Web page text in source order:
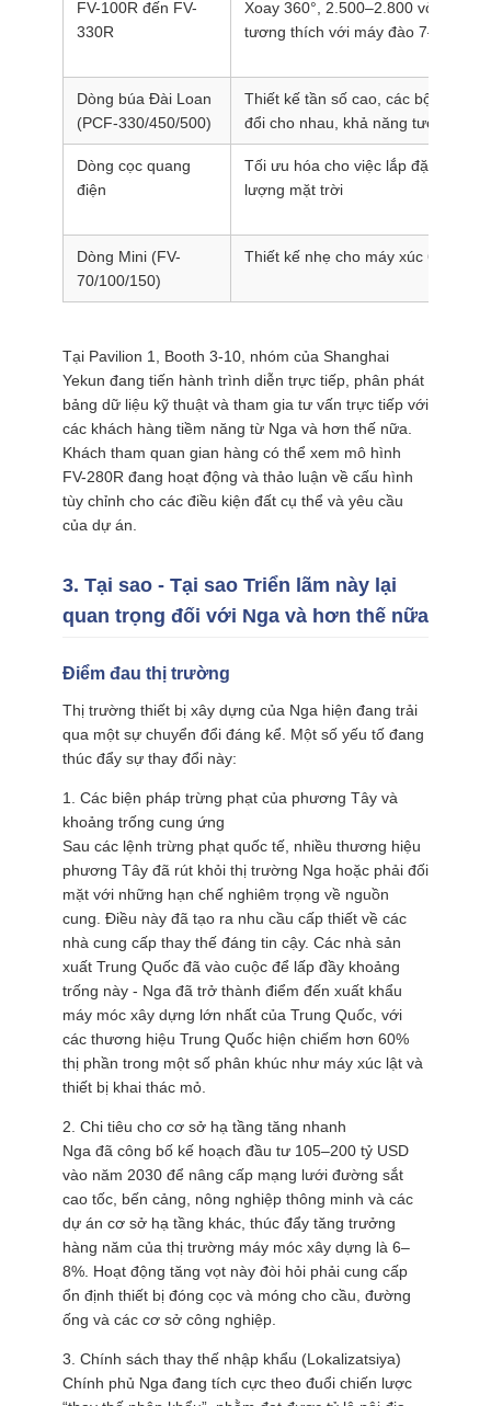
FV-100R đến FV-
330R
Xoay 360°, 2.500–2.800 vòng/
tương thích với máy đào 7–38T
Dòng búa Đài Loan
(PCF-330/450/500)
Thiết kế tần số cao, các bộ phận
đổi cho nhau, khả năng tương
Dòng cọc quang
điện
Tối ưu hóa cho việc lắp đặt trang
lượng mặt trời
Dòng Mini (FV-
70/100/150)
Thiết kế nhẹ cho máy xúc 6–18T
Tại Pavilion 1, Booth 3-10, nhóm của Shanghai
Yekun đang tiến hành trình diễn trực tiếp, phân phát
bảng dữ liệu kỹ thuật và tham gia tư vấn trực tiếp với
các khách hàng tiềm năng từ Nga và hơn thế nữa.
Khách tham quan gian hàng có thể xem mô hình
FV-280R đang hoạt động và thảo luận về cấu hình
tùy chỉnh cho các điều kiện đất cụ thể và yêu cầu
của dự án.
3. Tại sao - Tại sao Triển lãm này lại
quan trọng đối với Nga và hơn thế nữa
Điểm đau thị trường
Thị trường thiết bị xây dựng của Nga hiện đang trải
qua một sự chuyển đổi đáng kể. Một số yếu tố đang
thúc đẩy sự thay đổi này:
1. Các biện pháp trừng phạt của phương Tây và
khoảng trống cung ứng
Sau các lệnh trừng phạt quốc tế, nhiều thương hiệu
phương Tây đã rút khỏi thị trường Nga hoặc phải đối
mặt với những hạn chế nghiêm trọng về nguồn
cung. Điều này đã tạo ra nhu cầu cấp thiết về các
nhà cung cấp thay thế đáng tin cậy. Các nhà sản
xuất Trung Quốc đã vào cuộc để lấp đầy khoảng
trống này - Nga đã trở thành điểm đến xuất khẩu
máy móc xây dựng lớn nhất của Trung Quốc, với
các thương hiệu Trung Quốc hiện chiếm hơn 60%
thị phần trong một số phân khúc như máy xúc lật và
thiết bị khai thác mỏ.
2. Chi tiêu cho cơ sở hạ tầng tăng nhanh
Nga đã công bố kế hoạch đầu tư 105–200 tỷ USD
vào năm 2030 để nâng cấp mạng lưới đường sắt
cao tốc, bến cảng, nông nghiệp thông minh và các
dự án cơ sở hạ tầng khác, thúc đẩy tăng trưởng
hàng năm của thị trường máy móc xây dựng là 6–
8%. Hoạt động tăng vọt này đòi hỏi phải cung cấp
ổn định thiết bị đóng cọc và móng cho cầu, đường
ống và các cơ sở công nghiệp.
3. Chính sách thay thế nhập khẩu (Lokalizatsiya)
Chính phủ Nga đang tích cực theo đuổi chiến lược